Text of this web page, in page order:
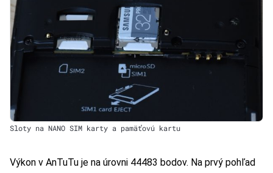
Sloty na NANO SIM karty a pamäťovú kartu
Výkon v AnTuTu je na úrovni 44483 bodov. Na prvý pohľad